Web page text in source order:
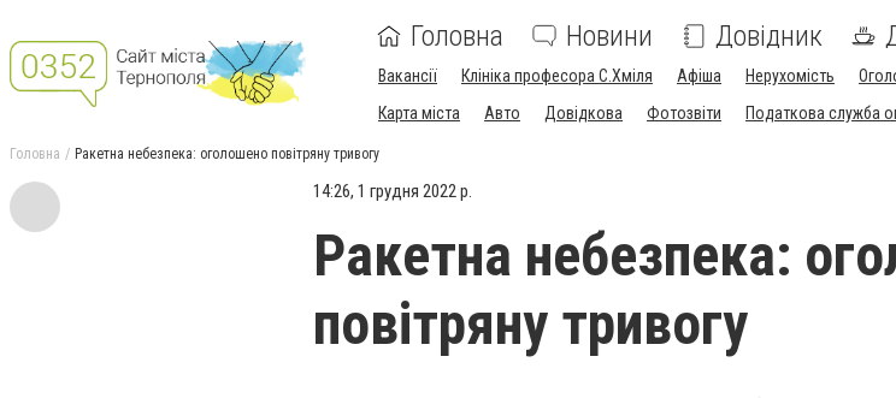
Головна Новини Довідник
Вакансії Клініка професора С.Хміля Афіша Нерухомість
Карта міста
Авто Довідкова Фотозвіти Податкова служба
Головна Ракетна небезпека: оголошено повітряну тривогу
14:26, 1 грудня 2022 р.
Ракетна небезпека:
повітряну тривогу